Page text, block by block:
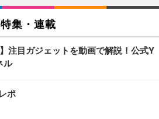
特集・連載
注目ガジェットを動画で解説！公式Y
ル
ポ